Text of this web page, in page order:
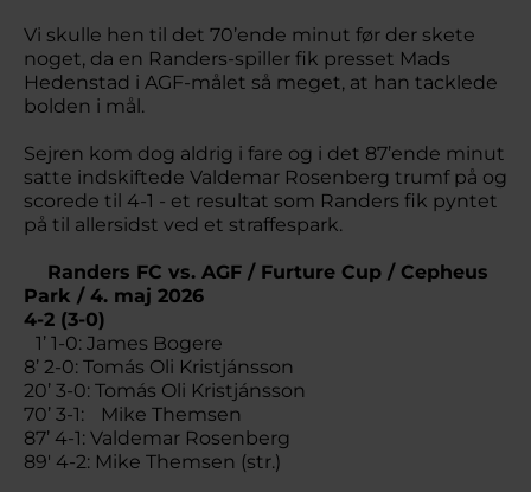
Vi skulle hen til det 70’ende minut før der skete
noget, da en Randers-spiller fik presset Mads
Hedenstad i AGF-målet så meget, at han tacklede
bolden i mål.
Sejren kom dog aldrig i fare og i det 87’ende minut
satte indskiftede Valdemar Rosenberg trumf på og
scorede til 4-1 - et resultat som Randers fik pyntet
på til allersidst ved et straffespark.
Randers FC vs. AGF / Furture Cup / Cepheus
Park / 4. maj 2026
4-2 (3-0)
1’ 1-0: James Bogere
8’ 2-0: Tomás Oli Kristjánsson
20’ 3-0: Tomás Oli Kristjánsson
70’ 3-1: Mike Themsen
87’ 4-1: Valdemar Rosenberg
89' 4-2: Mike Themsen (str.)